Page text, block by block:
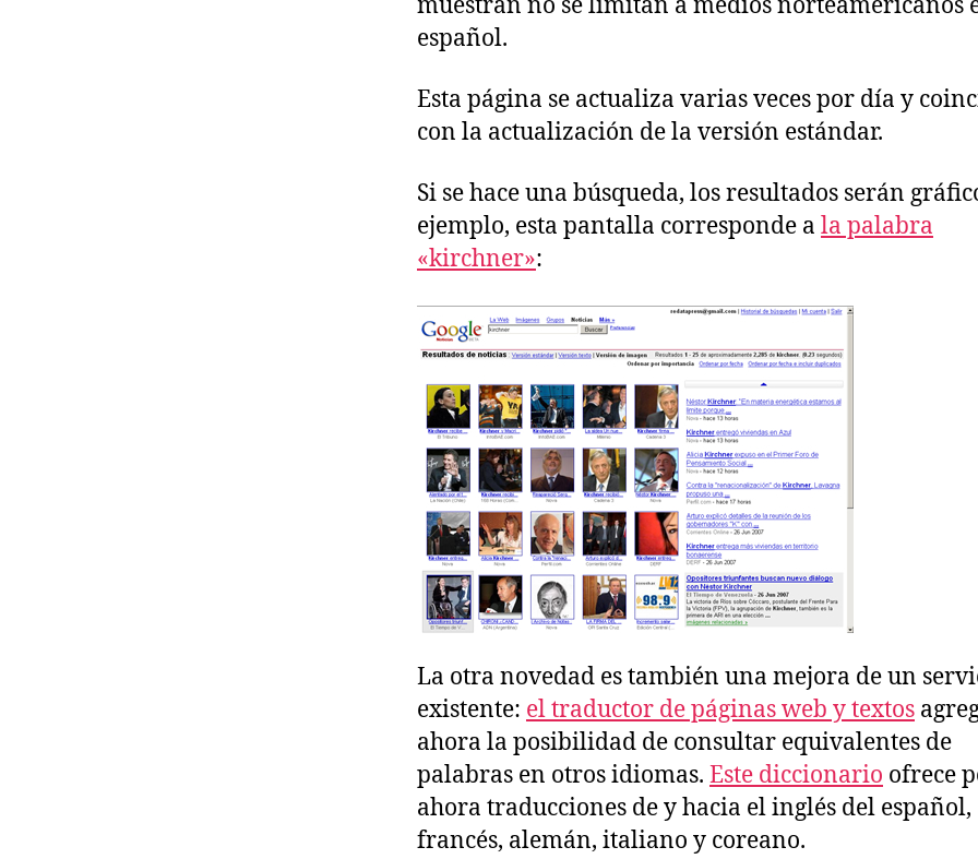
español.
Esta página se actualiza varias veces por día y
con la actualización de la versión estándar.
Si se hace una búsqueda, los resultados serán
ejemplo, esta pantalla corresponde a la palabra
«kirchner»:
La otra novedad es también una mejora de un
existente: el traductor de páginas web y textos
ahora la posibilidad de consultar equivalentes de
palabras en otros idiomas. Este diccionario ofrece
ahora traducciones de y hacia el inglés del español,
francés, alemán, italiano y coreano.